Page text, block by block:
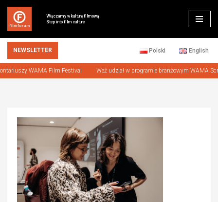
Przejdź
treści
Włączamy w kulturę filmową
Step into film culture
NEWSLETTER Polski English
WAMA Film Festival Weź udział w programie branżowym WAMA